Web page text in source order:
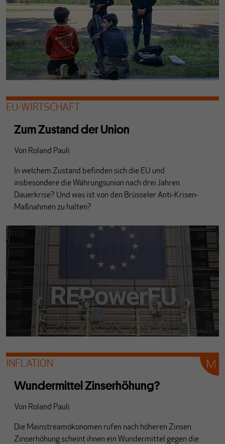
EU-WIRTSCHAFT
Zum Zustand der Union
Von Roland Pauli
In welchem Zustand befinden sich die EU und
insbesondere die Währungsunion nach drei Jahren
Dauerkrise? Und was ist von den Brüsseler Anti-Krisen-
Maßnahmen zu halten?
INFLATION
Wundermittel Zinserhöhung?
Von Roland Pauli
Die Mainstreamökonomen rufen nach höheren Zinsen.
Zinserhöhung scheint ihnen ein Wundermittel gegen die